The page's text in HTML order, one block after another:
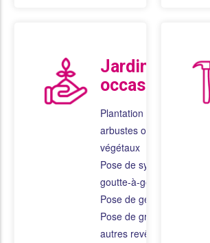
Jardinage
occasionnel
Plantation de fleurs,
arbustes ou
végétaux
Pose de système de
goutte-à-goutte
Pose de géotextile
Pose de gravier ou
autres revêtements